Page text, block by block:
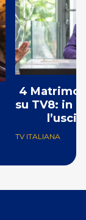
4
su TV8: in
TV ITALIANA